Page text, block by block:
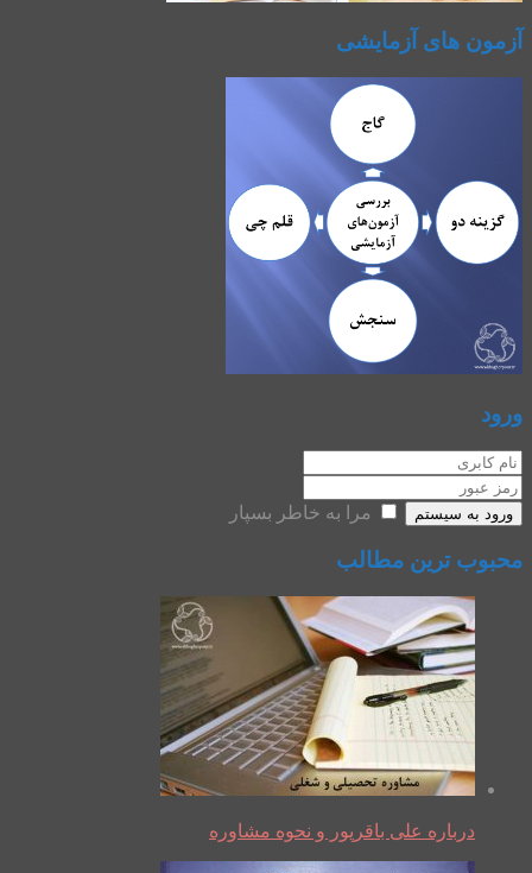
آزمون های آزمایشی
ورود
ورود به سیستم مرا به خاطر بسپار
محبوب ترین مطالب
درباره علی باقرپور و نحوه مشاوره